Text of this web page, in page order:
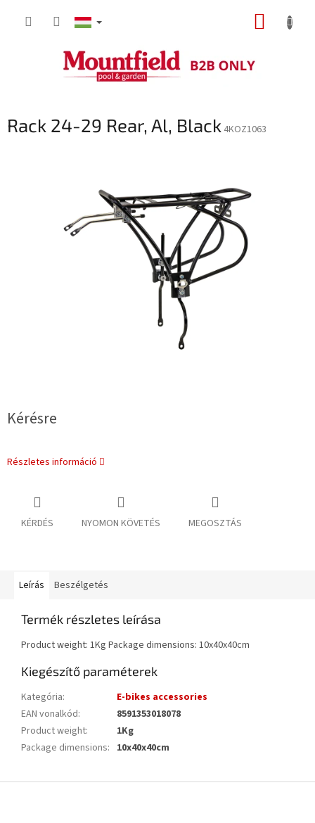
KOSÁR
Rack 24-29 Rear, Al, Black 4KOZ1063
Kérésre
Részletes információ
KÉRDÉS NYOMON KÖVETÉS MEGOSZTÁS
Leírás Beszélgetés
Termék részletes leírása
Product weight: 1Kg Package dimensions: 10x40x40cm
Kiegészítő paraméterek
Kategória:
E-bikes accessories
EAN vonalkód:
8591353018078
Product weight:
1Kg
Package dimensions: 10x40x40cm